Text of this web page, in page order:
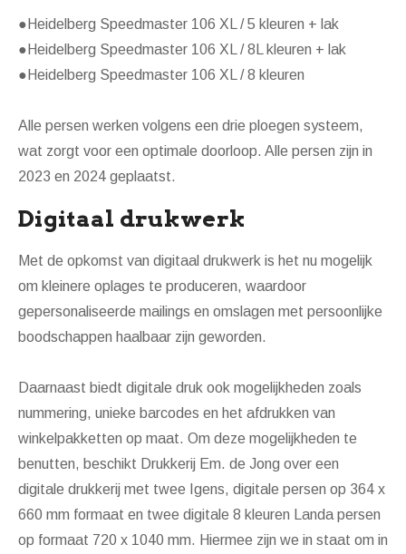
●Heidelberg Speedmaster 106 XL / 5 kleuren + lak
●Heidelberg Speedmaster 106 XL / 8L kleuren + lak
●Heidelberg Speedmaster 106 XL / 8 kleuren
Alle persen werken volgens een drie ploegen systeem,
wat zorgt voor een optimale doorloop. Alle persen zijn in
2023 en 2024 geplaatst.
Digitaal drukwerk
Met de opkomst van digitaal drukwerk is het nu mogelijk
om kleinere oplages te produceren, waardoor
gepersonaliseerde mailings en omslagen met persoonlijke
boodschappen haalbaar zijn geworden.
Daarnaast biedt digitale druk ook mogelijkheden zoals
nummering, unieke barcodes en het afdrukken van
winkelpakketten op maat. Om deze mogelijkheden te
benutten, beschikt Drukkerij Em. de Jong over een
digitale drukkerij met twee Igens, digitale persen op 364 x
660 mm formaat en twee digitale 8 kleuren Landa persen
op formaat 720 x 1040 mm. Hiermee zijn we in staat om in